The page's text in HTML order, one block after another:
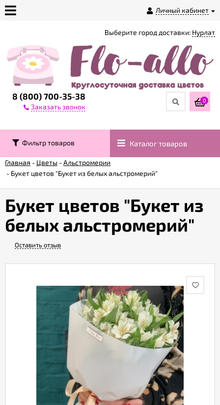
Личный кабинет
магазине
Доставка
Контакты
Возврат
Гарантии
Акции
оформить
8 (800) 700-35-38
Заказать звонок
Выберите город доставки: Нурлат
0
Фильтр товаров Каталог товаров
Главная - Цветы -Альстромерии
- Букет цветов "Букет из белых альстромерий"
Букет цветов "Букет из
белых альстромерий"
Оставить отзыв